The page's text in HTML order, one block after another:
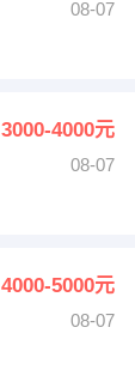
08-07
3000-4000元
08-07
4000-5000元
08-07